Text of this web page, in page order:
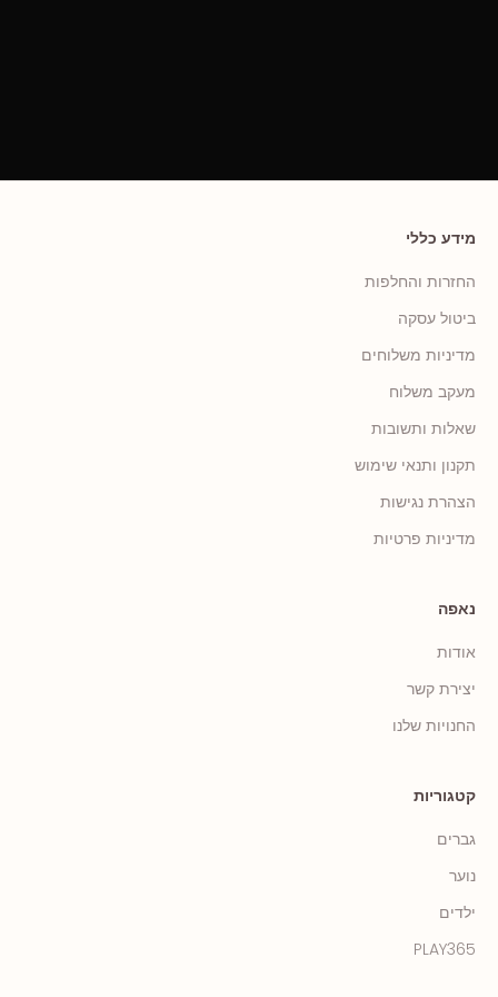
מידע כללי
החזרות והחלפות
ביטול עסקה
מדיניות משלוחים
מעקב משלוח
שאלות ותשובות
תקנון ותנאי שימוש
הצהרת נגישות
מדיניות פרטיות
נאפה
אודות
יצירת קשר
החנויות שלנו
קטגוריות
גברים
נוער
ילדים
PLAY365